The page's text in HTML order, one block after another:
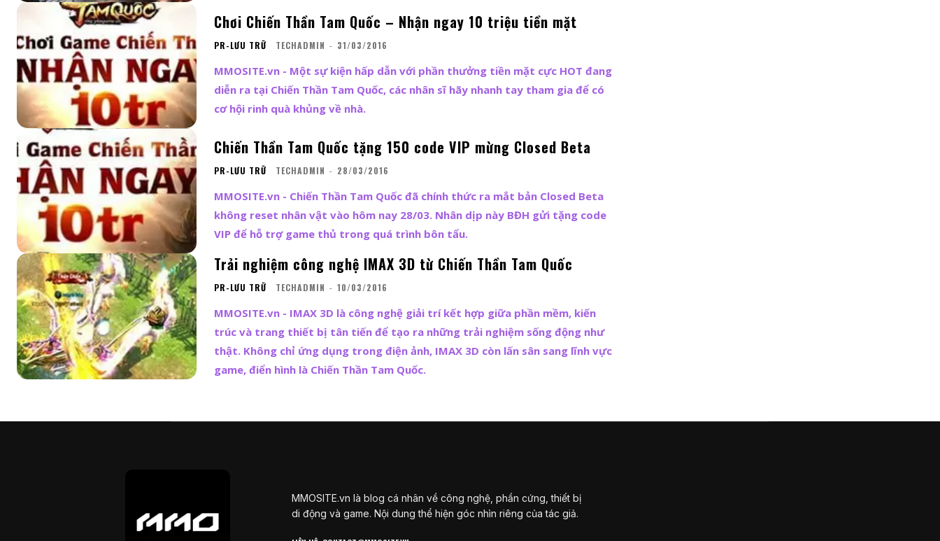
Chơi Chiến Thần Tam Quốc – Nhận ngay 10 triệu tiền mặt
PR-LƯU TRỮ TECHADMIN - 31/03/2016
MMOSITE.vn - Một sự kiện hấp dẫn với phần thưởng tiền mặt cực HOT đang
diễn ra tại Chiến Thần Tam Quốc, các nhân sĩ hãy nhanh tay tham gia để có
cơ hội rinh quà khủng về nhà.
Chiến Thần Tam Quốc tặng 150 code VIP mừng Closed Beta
PR-LƯU TRỮ TECHADMIN - 28/03/2016
MMOSITE.vn - Chiến Thần Tam Quốc đã chính thức ra mắt bản Closed Beta
không reset nhân vật vào hôm nay 28/03. Nhân dịp này BĐH gửi tặng code
VIP để hỗ trợ game thủ trong quá trình bôn tẩu.
Trải nghiệm công nghệ IMAX 3D từ Chiến Thần Tam Quốc
PR-LƯU TRỮ TECHADMIN - 10/03/2016
MMOSITE.vn - IMAX 3D là công nghệ giải trí kết hợp giữa phần mềm, kiến
trúc và trang thiết bị tân tiến để tạo ra những trải nghiệm sống động như
thật. Không chỉ ứng dụng trong điện ảnh, IMAX 3D còn lấn sân sang lĩnh vực
game, điển hình là Chiến Thần Tam Quốc.
MMOSITE.vn là blog cá nhân về công nghệ, phần cứng, thiết bị
di động và game. Nội dung thể hiện góc nhìn riêng của tác giả.